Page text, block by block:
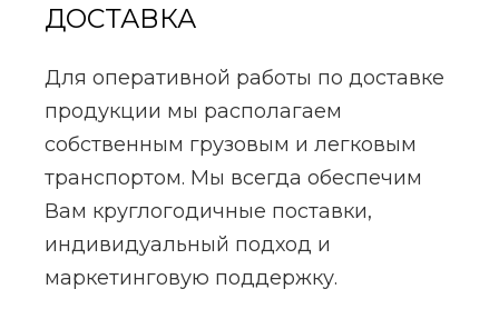
ДОСТАВКА
Для оперативной работы по доставке
продукции мы располагаем
собственным грузовым и легковым
транспортом. Мы всегда обеспечим
Вам круглогодичные поставки,
индивидуальный подход и
маркетинговую поддержку.